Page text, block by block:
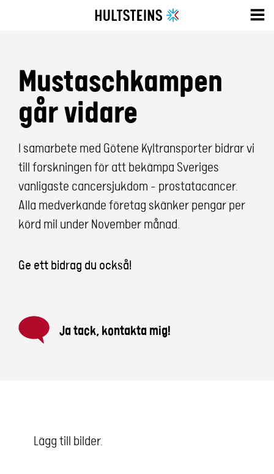
Mustaschkampen
går vidare
I samarbete med Götene Kyltransporter bidrar vi
till forskningen för att bekämpa Sveriges
vanligaste cancersjukdom – prostatacancer.
Alla medverkande företag skänker pengar per
körd mil under November månad.
Ge ett bidrag du också!
Ja tack, kontakta mig!
Lägg till bilder.